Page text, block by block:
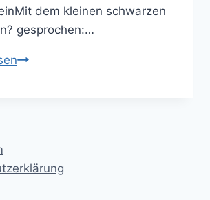
dem kleinen schwarzen
gesprochen:…
Ein